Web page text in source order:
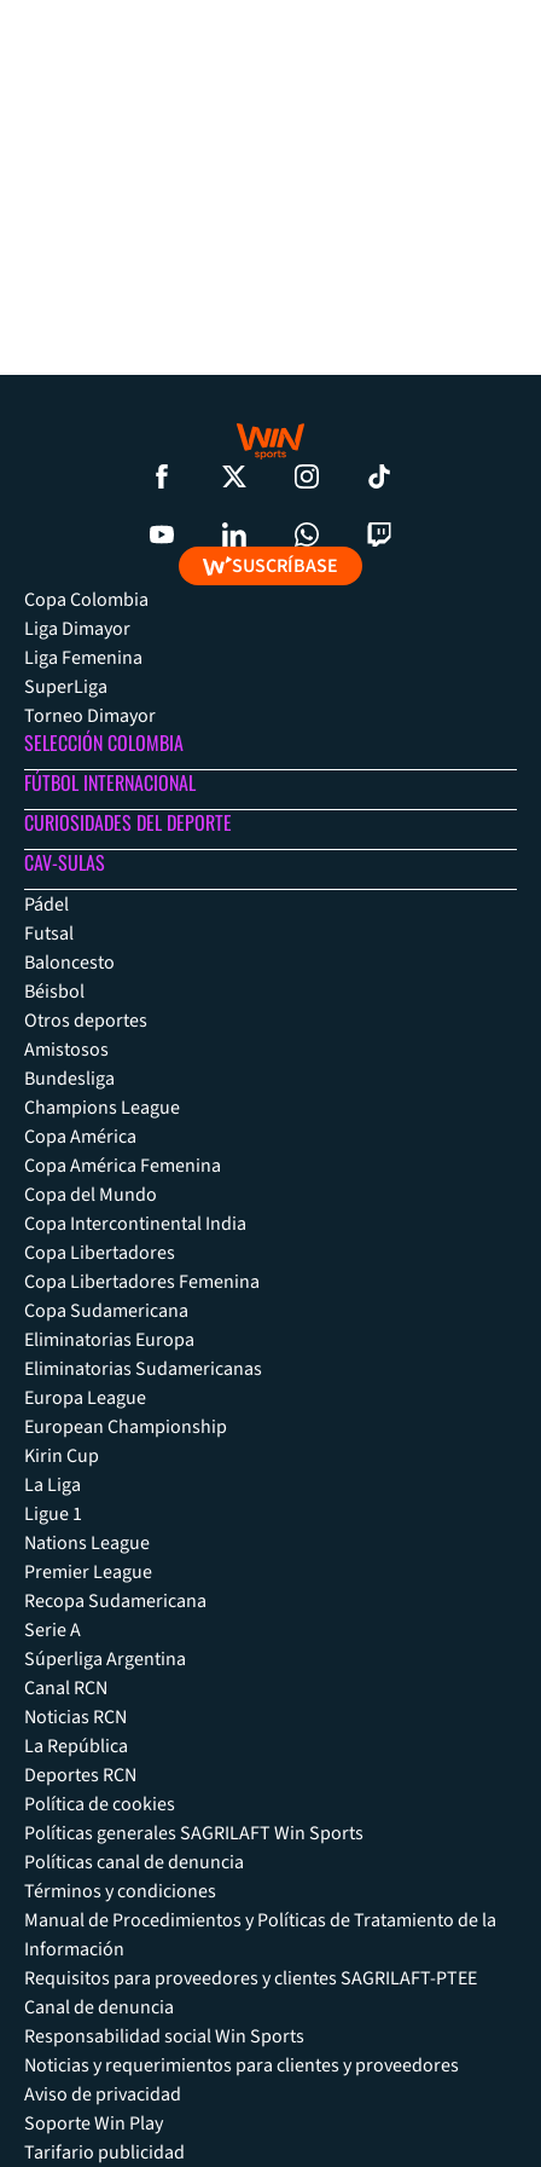
SUSCRÍBASE
Copa Colombia
Liga Dimayor
Liga Femenina
SuperLiga
Torneo Dimayor
SELECCIÓN COLOMBIA
FÚTBOL INTERNACIONAL
CURIOSIDADES DEL DEPORTE
CAV-SULAS
Pádel
Futsal
Baloncesto
Béisbol
Otros deportes
Amistosos
Bundesliga
Champions League
Copa América
Copa América Femenina
Copa del Mundo
Copa Intercontinental India
Copa Libertadores
Copa Libertadores Femenina
Copa Sudamericana
Eliminatorias Europa
Eliminatorias Sudamericanas
Europa League
European Championship
Kirin Cup
La Liga
Ligue 1
Nations League
Premier League
Recopa Sudamericana
Serie A
Súperliga Argentina
Canal RCN
Noticias RCN
La República
Deportes RCN
Política de cookies
Políticas generales SAGRILAFT Win Sports
Políticas canal de denuncia
Términos y condiciones
Manual de Procedimientos y Políticas de Tratamiento de la
Información
Requisitos para proveedores y clientes SAGRILAFT-PTEE
Canal de denuncia
Responsabilidad social Win Sports
Noticias y requerimientos para clientes y proveedores
Aviso de privacidad
Soporte Win Play
Tarifario publicidad